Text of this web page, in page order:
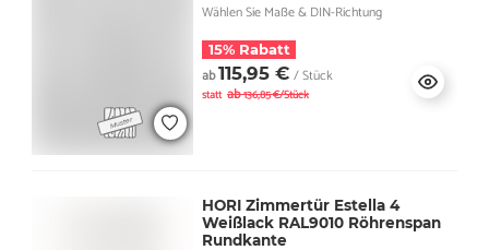
Wählen Sie Maße & DIN-Richtung
15% Rabatt
ab115,95 € / Stück
statt ab136,85 €/Stück
HORI Zimmertür Estella 4
Weißlack RAL9010 Röhrenspan
Rundkante